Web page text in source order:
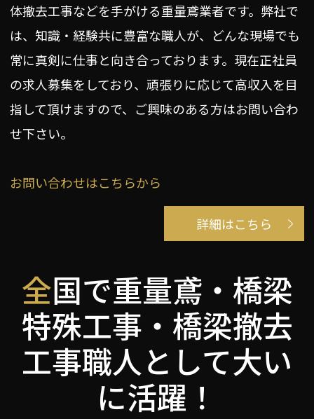
体撤去工事などを手がける重量鳶業者です。弊社で
は、知識・経験共に豊富な職人が、どんな現場でも
常に真剣に仕事と向き合っております。現在正社員
の求人募集をしており、頑張りに応じて高収入を目
指して頂けますので、ご興味のある方はお問い合わ
せ下さい。
お問い合わせはこちらから
詳細はこちら
全国で重量鳶・橋梁
特殊工事・橋梁撤去
工事職人として大い
に活躍！